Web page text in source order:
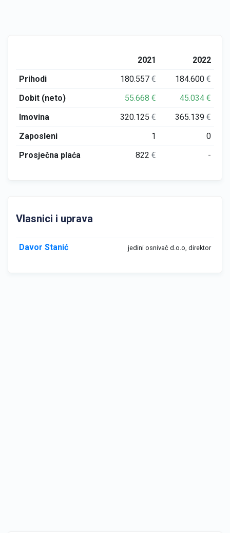
2021
2022
Prihodi
180.557€ 184.600€
Dobit (neto)
55.668€ 45.034€
Imovina
320.125€ 365.139€
Zaposleni
1
0
Prosječna plaća
822€ -
Vlasnici i uprava
Davor Stanić jedini osnivač d.o.o, direktor